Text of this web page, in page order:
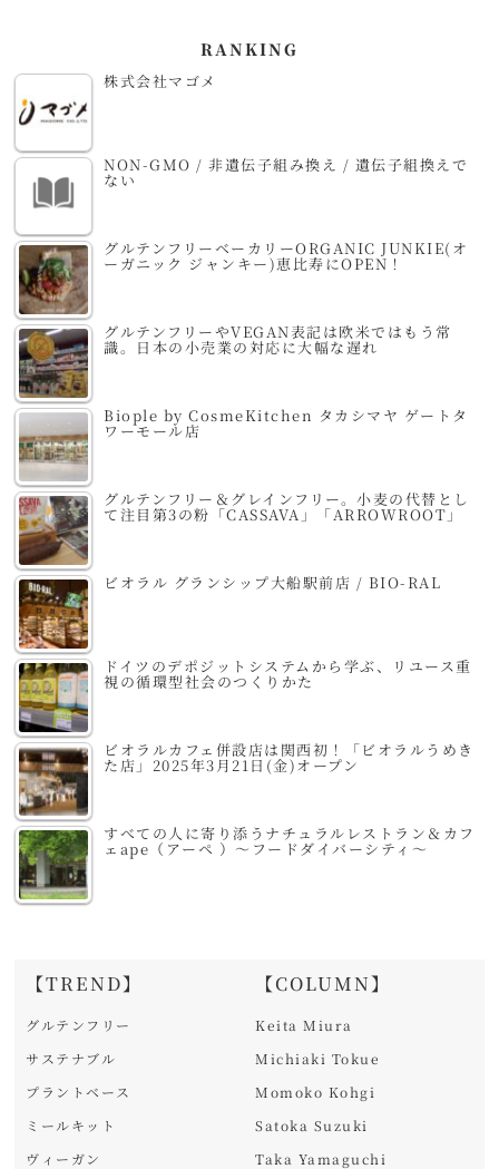
RANKING
株式会社マゴメ
NON-GMO / 非遺伝子組み換え / 遺伝子組換えで
ない
グルテンフリーベーカリーORGANIC JUNKIE(オ
ーガニック ジャンキー)恵比寿にOPEN！
グルテンフリーやVEGAN表記は欧米ではもう常
識。日本の小売業の対応に大幅な遅れ
Biople by CosmeKitchen タカシマヤ ゲートタ
ワーモール店
グルテンフリー＆グレインフリー。小麦の代替とし
て注目第3の粉「CASSAVA」「ARROWROOT」
ビオラル グランシップ大船駅前店 / BIO-RAL
ドイツのデポジットシステムから学ぶ、リユース重
視の循環型社会のつくりかた
ビオラルカフェ併設店は関西初！「ビオラルうめき
た店」2025年3月21日(金)オープン
すべての人に寄り添うナチュラルレストラン＆カフ
ェape（アーペ ）～フードダイバーシティ～
【TREND】
グルテンフリー
サステナブル
プラントベース
ミールキット
ヴィーガン
【COLUMN】
Keita Miura
Michiaki Tokue
Momoko Kohgi
Satoka Suzuki
Taka Yamaguchi